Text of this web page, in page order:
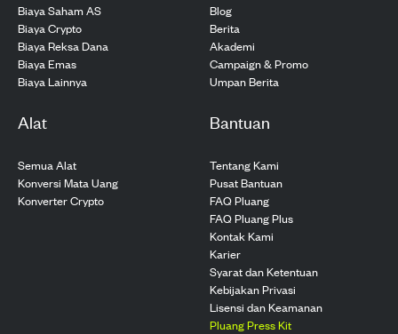
Biaya Saham AS
Biaya Crypto
Biaya Reksa Dana
Biaya Emas
Biaya Lainnya
Blog
Berita
Akademi
Campaign & Promo
Umpan Berita
Alat
Semua Alat
Konversi Mata Uang
Konverter Crypto
Bantuan
Tentang Kami
Pusat Bantuan
FAQ Pluang
FAQ Pluang Plus
Kontak Kami
Karier
Syarat dan Ketentuan
Kebijakan Privasi
Lisensi dan Keamanan
Pluang Press Kit